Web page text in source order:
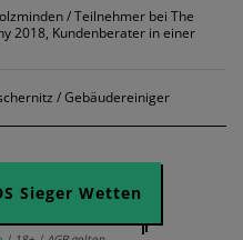
/ Teilnehmer bei The
2018, Kundenberater in einer
/ Gebäudereiniger
Sieger Wetten